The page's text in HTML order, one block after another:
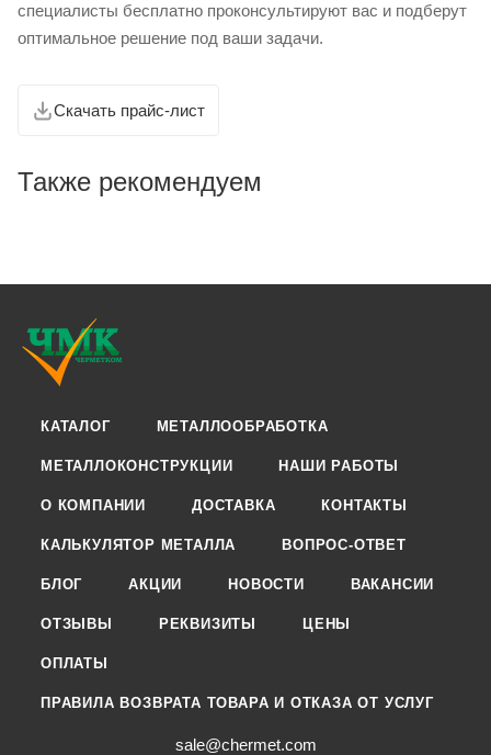
специалисты бесплатно проконсультируют вас и подберут
оптимальное решение под ваши задачи.
Скачать прайс-лист
Также рекомендуем
КАТАЛОГ МЕТАЛЛООБРАБОТКА
МЕТАЛЛОКОНСТРУКЦИИ НАШИ РАБОТЫ
О КОМПАНИИ ДОСТАВКА КОНТАКТЫ
КАЛЬКУЛЯТОР МЕТАЛЛА ВОПРОС-ОТВЕТ
БЛОГ АКЦИИ НОВОСТИ ВАКАНСИИ
ОТЗЫВЫ РЕКВИЗИТЫ ЦЕНЫ
ОПЛАТЫ
ПРАВИЛА ВОЗВРАТА ТОВАРА И ОТКАЗА ОТ УСЛУГ
sale@chermet.com